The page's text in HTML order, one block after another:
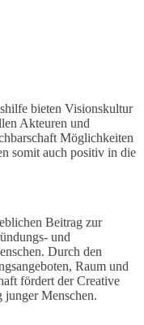
bieten Visionskultur
Akteuren und
Möglichkeiten
somit auch positiv in die
Beitrag zur
und
Durch den
Raum und
fördert der Creative
junger Menschen.